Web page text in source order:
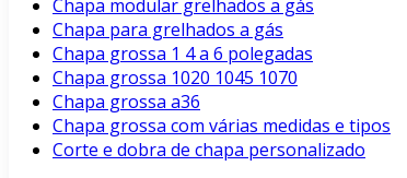
Chapa modular grelhados a gás
Chapa para grelhados a gás
Chapa grossa 1 4 a 6 polegadas
Chapa grossa 1020 1045 1070
Chapa grossa a36
Chapa grossa com várias medidas e tipos
Corte e dobra de chapa personalizado